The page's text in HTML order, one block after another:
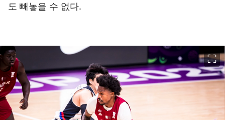
도 빼놓을 수 없다.